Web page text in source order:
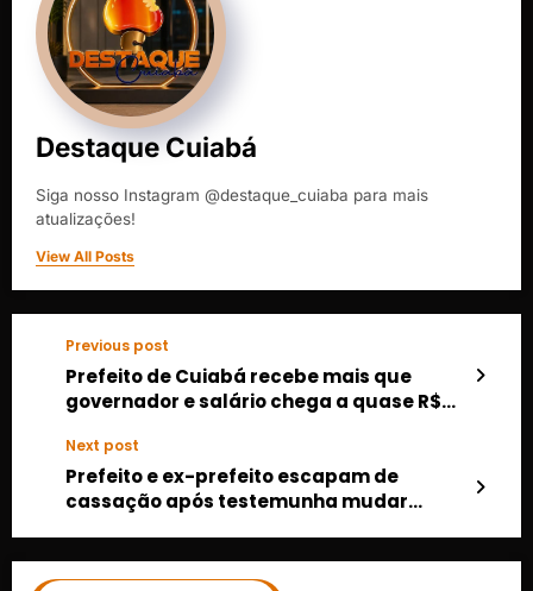
Destaque Cuiabá
Siga nosso Instagram @destaque_cuiaba para mais
atualizações!
View All Posts
Previous post
Prefeito de Cuiabá recebe mais que
governador e salário chega a quase R$
Next post
Prefeito e ex-prefeito escapam de
cassação após testemunha mudar